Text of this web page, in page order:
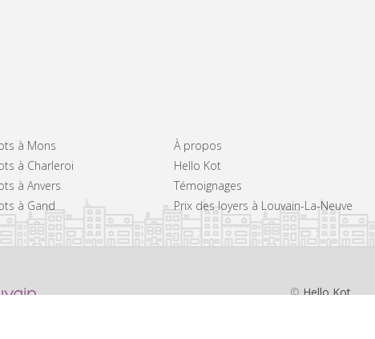
à Mons
à Charleroi
à Anvers
à Gand
À propos
Hello Kot
Témoignages
Prix des loyers à Louvain-La-Neuve
©Hello Kot